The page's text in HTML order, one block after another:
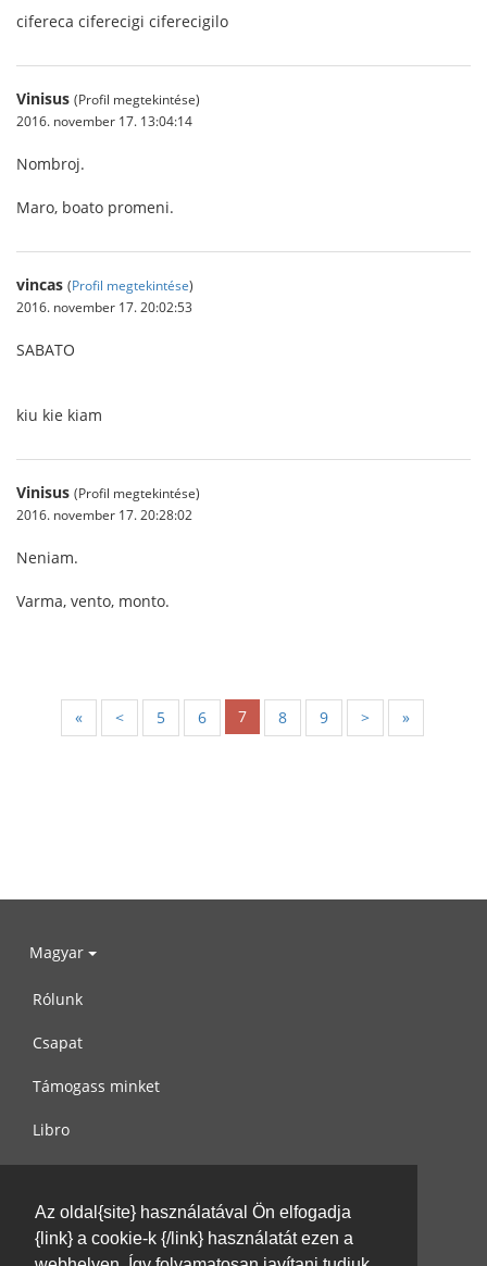
Az oldal{site} használatával Ön elfogadja
{link} a cookie-k {/link} használatát ezen a
cifereca ciferecigi ciferecigilo
Vinisus (Profil megtekintése)
2016. november 17. 13:04:14
Nombroj.
Maro, boato promeni.
vincas (Profil megtekintése)
2016. november 17. 20:02:53
SABATO
kiu kie kiam
Vinisus (Profil megtekintése)
2016. november 17. 20:28:02
Neniam.
Varma, vento, monto.
« < 5 6 7 8 9 > »
Magyar
Rólunk
Csapat
Támogass minket
Libro
Használati feltételek
Írj nekünk